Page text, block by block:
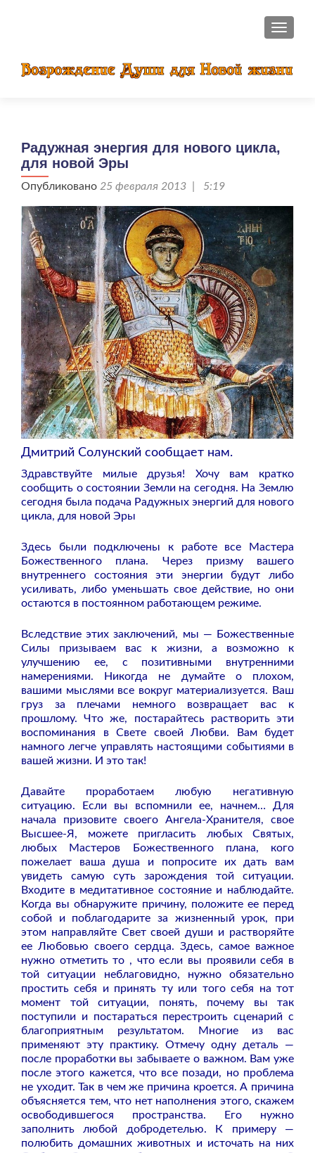
Радужная энергия для нового цикла,
для новой Эры
Опубликовано 25 февраля 2013 | 5:19
Дмитрий Солунский сообщает нам.
Здравствуйте милые друзья! Хочу вам кратко
сообщить о состоянии Земли на сегодня. На Землю
сегодня была подача Радужных энергий для нового
цикла, для новой Эры
Здесь были подключены к работе все Мастера
Божественного плана. Через призму вашего
внутреннего состояния эти энергии будут либо
усиливать, либо уменьшать свое действие, но они
остаются в постоянном работающем режиме.
Вследствие этих заключений, мы — Божественные
Силы призываем вас к жизни, а возможно к
улучшению ее, с позитивными внутренними
намерениями. Никогда не думайте о плохом,
вашими мыслями все вокруг материализуется. Ваш
груз за плечами немного возвращает вас к
прошлому. Что же, постарайтесь растворить эти
воспоминания в Свете своей Любви. Вам будет
намного легче управлять настоящими событиями в
вашей жизни. И это так!
Давайте проработаем любую негативную
ситуацию. Если вы вспомнили ее, начнем… Для
начала призовите своего Ангела-Хранителя, свое
Высшее-Я, можете пригласить любых Святых,
любых Мастеров Божественного плана, кого
пожелает ваша душа и попросите их дать вам
увидеть самую суть зарождения той ситуации.
Входите в медитативное состояние и наблюдайте.
Когда вы обнаружите причину, положите ее перед
собой и поблагодарите за жизненный урок, при
этом направляйте Свет своей души и растворяйте
ее Любовью своего сердца. Здесь, самое важное
нужно отметить то , что если вы проявили себя в
той ситуации неблаговидно, нужно обязательно
простить себя и принять ту или того себя на тот
момент той ситуации, понять, почему вы так
поступили и постараться перестроить сценарий с
благоприятным результатом. Многие из вас
применяют эту практику. Отмечу одну деталь —
после проработки вы забываете о важном. Вам уже
после этого кажется, что все позади, но проблема
не уходит. Так в чем же причина кроется. А причина
объясняется тем, что нет наполнения этого, скажем
освободившегося пространства. Его нужно
заполнить любой добродетелью. К примеру —
полюбить домашних животных и источать на них